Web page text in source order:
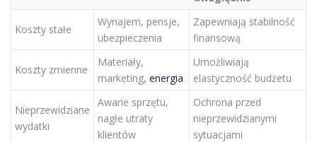
Koszty stałe
Wynajem, pensje,
ubezpieczenia
Zapewniają stabilność
finansową
Koszty zmienne
Materiały,
marketing, energia
Umożliwiają
elastyczność budżetu
Nieprzewidziane
wydatki
Awarie sprzętu,
nagłe utraty
klientów
Ochrona przed
nieprzewidzianymi
sytuacjami